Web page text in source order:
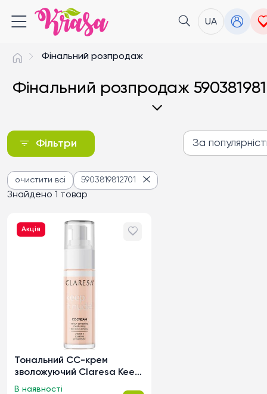
UA
Фінальний розпродаж
Фінальний розпродаж
Фільтри За
За популярністю
Від дешевих до
Знайдено 1 товар
очистити всі 5903819812701
Акція
Тональний СС-крем
зволожуючий Claresa Keep
It Nude! тон 101 Light, 33г
В наявності